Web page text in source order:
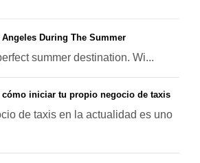
During The Summer
summer destination. Wi...
cómo iniciar tu propio negocio de taxis
de taxis en la actualidad es uno